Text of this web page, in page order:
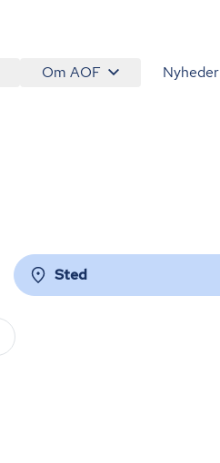
Om AOF Nyheder
Sted